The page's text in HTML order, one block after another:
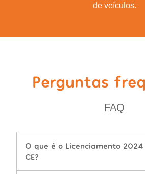
de veículos.
Perguntas
FAQ
O que é o Licenciamento
CE?